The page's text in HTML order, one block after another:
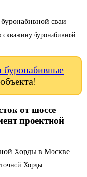
скважину буронабивной
буронабивные
от шоссе
проектной
Хорды